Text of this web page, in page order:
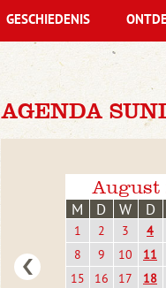
AGENDA
August
M D W D
1 2 3 4
8
9 10 11
15
16 17 18
GESCHIEDENIS